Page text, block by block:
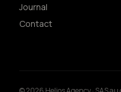
Journal
Contact